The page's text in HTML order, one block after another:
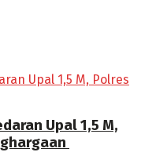
Upal 1,5 M,